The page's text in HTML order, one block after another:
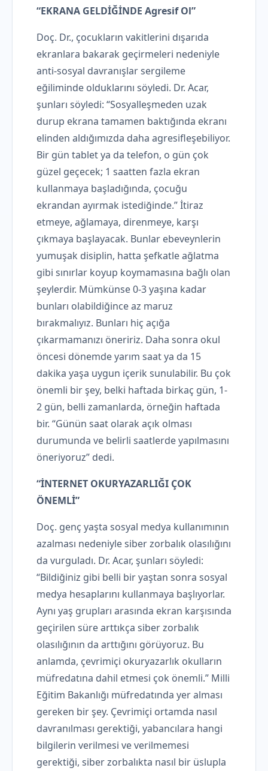
“EKRANA GELDİĞİNDE Agresif Ol”
Doç. Dr., çocukların vakitlerini dışarıda
ekranlara bakarak geçirmeleri nedeniyle
anti-sosyal davranışlar sergileme
eğiliminde olduklarını söyledi. Dr. Acar,
şunları söyledi: “Sosyalleşmeden uzak
durup ekrana tamamen baktığında ekranı
elinden aldığımızda daha agresifleşebiliyor.
Bir gün tablet ya da telefon, o gün çok
güzel geçecek; 1 saatten fazla ekran
kullanmaya başladığında, çocuğu
ekrandan ayırmak istediğinde.” İtiraz
etmeye, ağlamaya, direnmeye, karşı
çıkmaya başlayacak. Bunlar ebeveynlerin
yumuşak disiplin, hatta şefkatle ağlatma
gibi sınırlar koyup koymamasına bağlı olan
şeylerdir. Mümkünse 0-3 yaşına kadar
bunları olabildiğince az maruz
bırakmalıyız. Bunları hiç açığa
çıkarmamanızı öneririz. Daha sonra okul
öncesi dönemde yarım saat ya da 15
dakika yaşa uygun içerik sunulabilir. Bu çok
önemli bir şey, belki haftada birkaç gün, 1-
2 gün, belli zamanlarda, örneğin haftada
bir. “Günün saat olarak açık olması
durumunda ve belirli saatlerde yapılmasını
öneriyoruz” dedi.
“İNTERNET OKURYAZARLIĞI ÇOK
ÖNEMLİ”
Doç. genç yaşta sosyal medya kullanımının
azalması nedeniyle siber zorbalık olasılığını
da vurguladı. Dr. Acar, şunları söyledi:
“Bildiğiniz gibi belli bir yaştan sonra sosyal
medya hesaplarını kullanmaya başlıyorlar.
Aynı yaş grupları arasında ekran karşısında
geçirilen süre arttıkça siber zorbalık
olasılığının da arttığını görüyoruz. Bu
anlamda, çevrimiçi okuryazarlık okulların
müfredatına dahil etmesi çok önemli.” Milli
Eğitim Bakanlığı müfredatında yer alması
gereken bir şey. Çevrimiçi ortamda nasıl
davranılması gerektiği, yabancılara hangi
bilgilerin verilmesi ve verilmemesi
gerektiği, siber zorbalıkta nasıl bir üslupla